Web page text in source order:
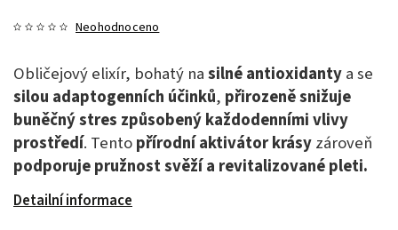
Neohodnoceno
Obličejový elixír, bohatý nasilné antioxidantya se
silou adaptogenních účinků, přirozeně snižuje
buněčný stres způsobený každodenními vlivy
prostředí. Tentopřírodní aktivátor krásyzároveň
podporuje pružnost svěží a revitalizované pleti.
Detailní informace